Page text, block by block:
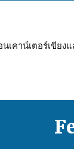
เคาน์เตอร์เขีย